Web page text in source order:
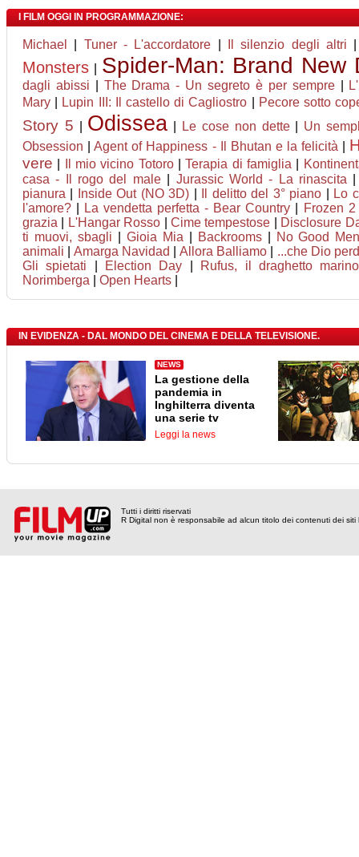
I FILM OGGI IN PROGRAMMAZIONE:
Michael Tuner - L'accordatore Il silenzio degli altri
Monsters Spider-Man: Brand New
dagli abissi The Drama - Un segreto è per sempre|
Mary
Lupin III: Il castello di Cagliostro Pecore sotto
Story 5 Odissea Le cose non dette| Un
Obsession |Agent of Happiness - Il Bhutan e la felicità
vere Il mio vicino Totoro|Terapia di famiglia
casa - Il rogo del male| Jurassic World - La rinascita
pianura
Inside Out (NO 3D) Il delitto del 3° piano
Lo
l'amore?
La vendetta perfetta - Bear Country
Frozen
grazia
L'Hangar Rosso |Cime tempestose
Disclosure
ti muovi, sbagli
Gioia Mia Backrooms|
No Good
animali
Amarga Navidad Allora Balliamo| ...che Dio
Gli spietati
Election Day
Rufus, il draghetto
Norimberga
Open Hearts
IN EVIDENZA - DAL MONDO DEL CINEMA E DELLA TELEVISIONE.
NEWS
La gestione della
pandemia in
Inghilterra diventa
una serie tv
Leggi la news
Tutti i diritti riservati
R Digital non è responsabile ad alcun titolo dei contenuti dei siti